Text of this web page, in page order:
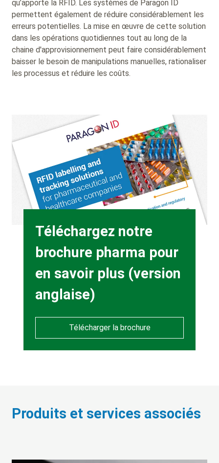
qu’apporte la RFID. Les systèmes de Paragon ID
permettent également de réduire considérablement les
erreurs potentielles. La mise en œuvre de cette solution
dans les opérations quotidiennes tout au long de la
chaine d'approvisionnement peut faire considérablement
baisser le besoin de manipulations manuelles, rationaliser
les processus et réduire les coûts.
Heading
Téléchargez notre
brochure pharma pour
en savoir plus (version
anglaise)
Télécharger la brochure
Produits et services associés